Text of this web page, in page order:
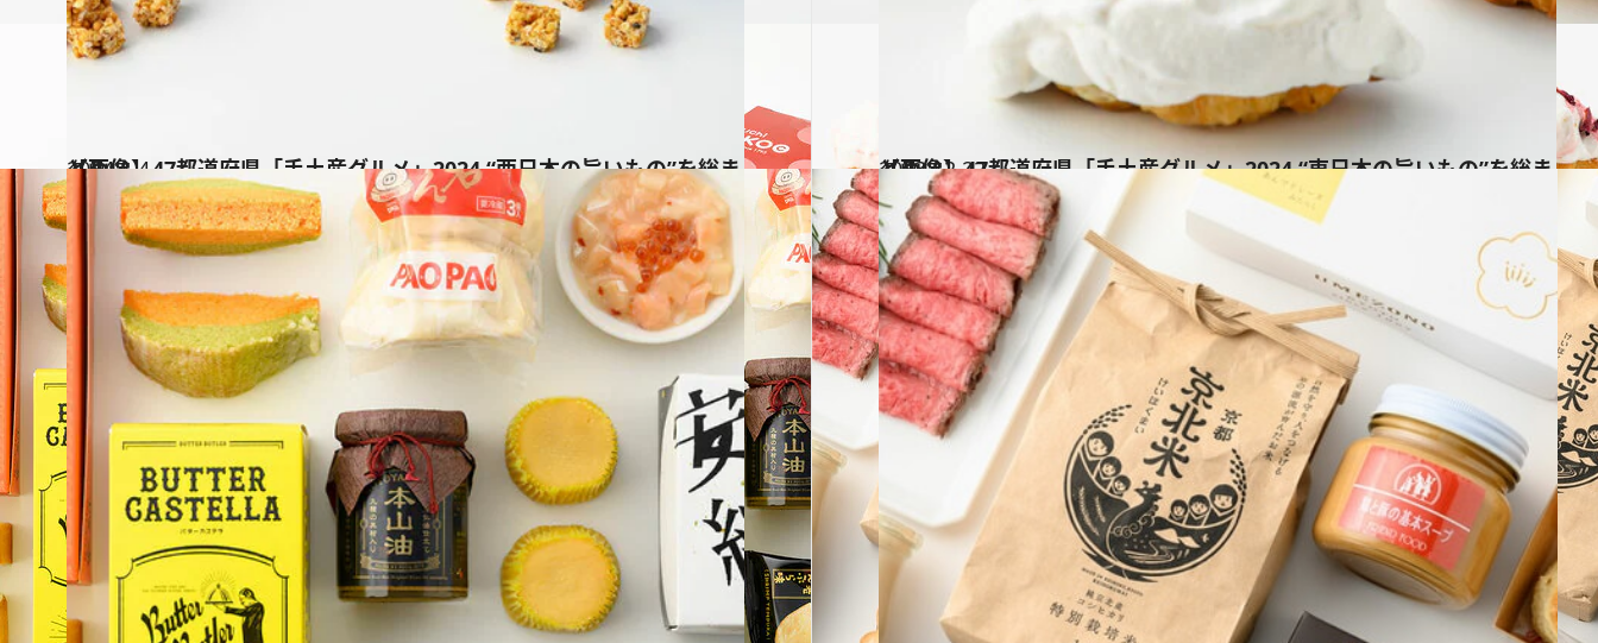
2024.1.4
【画像】47都道府県「手土産グルメ」2024 “西日本の旨いもの”を総まとめ
グルメ 2023.12.22
【画像】47都道府県「手土産グルメ」2024 “東日本の旨いもの”を総まとめ
グルメ